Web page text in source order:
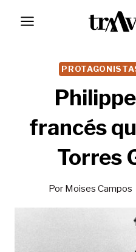
francés
Torres
Por Moises Campos